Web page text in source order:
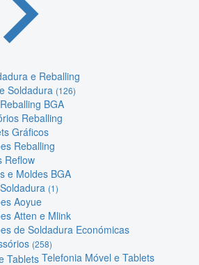
e Reballing
Soldadura (126)
BGA
Reballing
Gráficos
Reballing
Reflow
e Moldes BGA
(1)
Aoyue
Atten e Mlink
de Soldadura Económicas
(258)
Telefonia Móvel e Tablets